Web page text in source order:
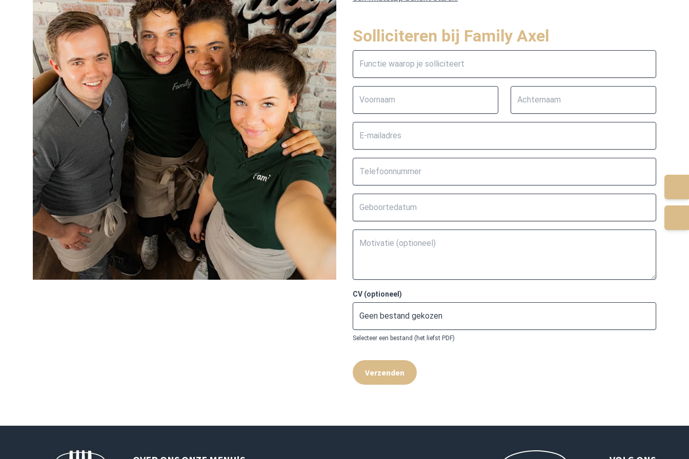
Solliciteren bij Family Axel
CV (optioneel)
Geen bestand gekozen
Selecteer een bestand (het liefst PDF)
Verzenden